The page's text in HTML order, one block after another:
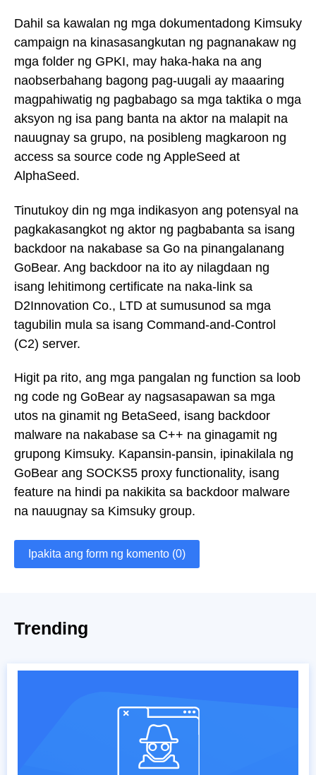
Dahil sa kawalan ng mga dokumentadong Kimsuky
campaign na kinasasangkutan ng pagnanakaw ng
mga folder ng GPKI, may haka-haka na ang
naobserbahang bagong pag-uugali ay maaaring
magpahiwatig ng pagbabago sa mga taktika o mga
aksyon ng isa pang banta na aktor na malapit na
nauugnay sa grupo, na posibleng magkaroon ng
access sa source code ng AppleSeed at
AlphaSeed.
Tinutukoy din ng mga indikasyon ang potensyal na
pagkakasangkot ng aktor ng pagbabanta sa isang
backdoor na nakabase sa Go na pinangalanang
GoBear. Ang backdoor na ito ay nilagdaan ng
isang lehitimong certificate na naka-link sa
D2Innovation Co., LTD at sumusunod sa mga
tagubilin mula sa isang Command-and-Control
(C2) server.
Higit pa rito, ang mga pangalan ng function sa loob
ng code ng GoBear ay nagsasapawan sa mga
utos na ginamit ng BetaSeed, isang backdoor
malware na nakabase sa C++ na ginagamit ng
grupong Kimsuky. Kapansin-pansin, ipinakilala ng
GoBear ang SOCKS5 proxy functionality, isang
feature na hindi pa nakikita sa backdoor malware
na nauugnay sa Kimsuky group.
Ipakita ang form ng komento (0)
Trending